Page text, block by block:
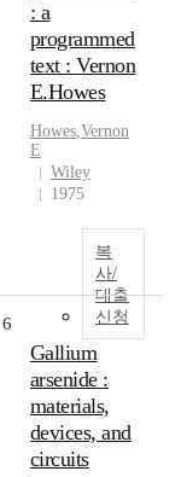
: a
programmed
text : Vernon
E.Howes
Howes,Vernon
E
Wiley
1975
복
사/
대출
신청
6
Gallium
arsenide :
materials,
devices, and
circuits